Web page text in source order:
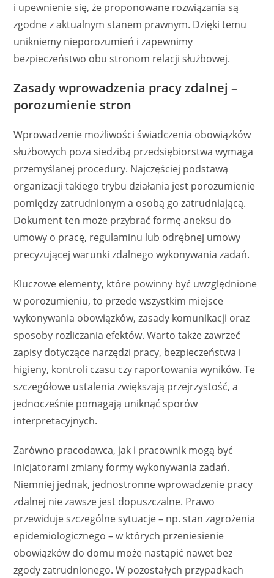
i upewnienie się, że proponowane rozwiązania są
zgodne z aktualnym stanem prawnym. Dzięki temu
unikniemy nieporozumień i zapewnimy
bezpieczeństwo obu stronom relacji służbowej.
Zasady wprowadzenia pracy zdalnej –
porozumienie stron
Wprowadzenie możliwości świadczenia obowiązków
służbowych poza siedzibą przedsiębiorstwa wymaga
przemyślanej procedury. Najczęściej podstawą
organizacji takiego trybu działania jest porozumienie
pomiędzy zatrudnionym a osobą go zatrudniającą.
Dokument ten może przybrać formę aneksu do
umowy o pracę, regulaminu lub odrębnej umowy
precyzującej warunki zdalnego wykonywania zadań.
Kluczowe elementy, które powinny być uwzględnione
w porozumieniu, to przede wszystkim miejsce
wykonywania obowiązków, zasady komunikacji oraz
sposoby rozliczania efektów. Warto także zawrzeć
zapisy dotyczące narzędzi pracy, bezpieczeństwa i
higieny, kontroli czasu czy raportowania wyników. Te
szczegółowe ustalenia zwiększają przejrzystość, a
jednocześnie pomagają uniknąć sporów
interpretacyjnych.
Zarówno pracodawca, jak i pracownik mogą być
inicjatorami zmiany formy wykonywania zadań.
Niemniej jednak, jednostronne wprowadzenie pracy
zdalnej nie zawsze jest dopuszczalne. Prawo
przewiduje szczególne sytuacje – np. stan zagrożenia
epidemiologicznego – w których przeniesienie
obowiązków do domu może nastąpić nawet bez
zgody zatrudnionego. W pozostałych przypadkach